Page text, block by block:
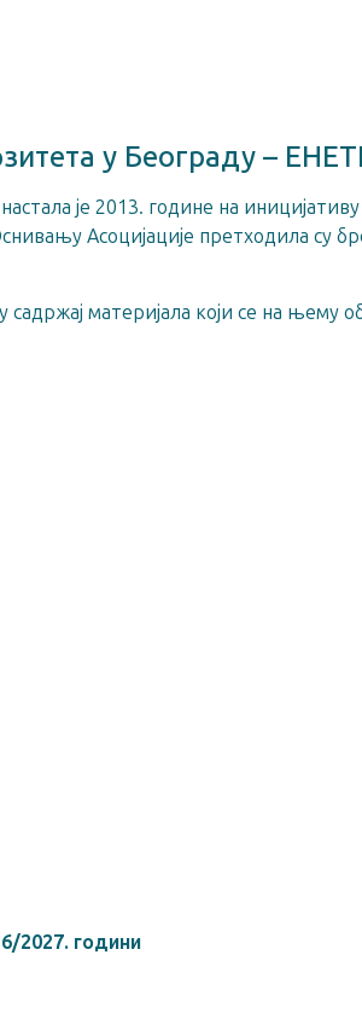
у Београду –
је 2013. године на
Асоцијације претходила су
материјала који се на њему
2027. години